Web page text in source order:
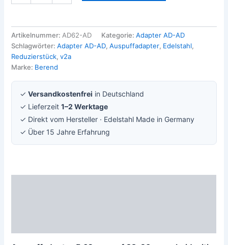
Artikelnummer:AD62-AD Kategorie:Adapter AD-AD
Schlagwörter:Adapter AD-AD,Auspuffadapter, Edelstahl,
Reduzierstück,v2a
Marke: Berend
✓Versandkostenfrei in Deutschland
✓ Lieferzeit1–2 Werktage
✓ Direkt vom Hersteller · Edelstahl Made in Germany
✓ Über 15 Jahre Erfahrung